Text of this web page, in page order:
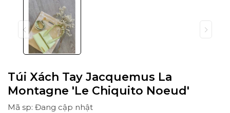
Túi Xách Tay Jacquemus La
Montagne 'Le Chiquito Noeud'
Mã sp: Đang cập nhật